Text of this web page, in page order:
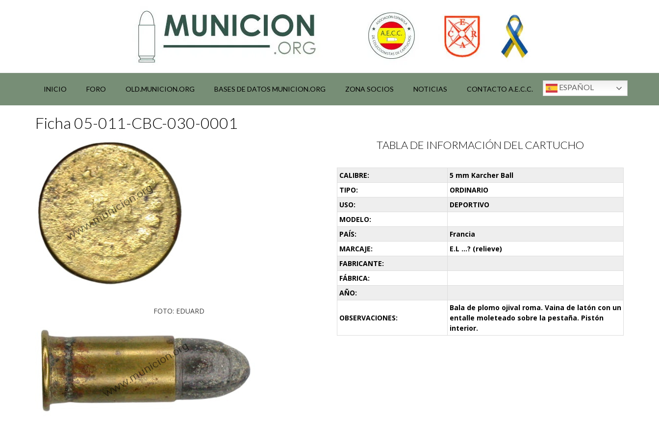
INICIO FORO OLD.MUNICION.ORG BASES DE DATOS MUNICION.ORG ZONA SOCIOS NOTICIAS CONTACTO A.E.C.C. ESPAÑOL
Ficha 05-011-CBC-030-0001
FOTO: EDUARD
TABLA DE INFORMACIÓN DEL CARTUCHO
CALIBRE:
5 mm Karcher Ball
TIPO:
ORDINARIO
USO:
DEPORTIVO
MODELO:
PAÍS:
Francia
MARCAJE:
E.L …? (relieve)
FABRICANTE:
FÁBRICA:
AÑO:
OBSERVACIONES:
Bala de plomo ojival roma. Vaina de latón con un
entalle moleteado sobre la pestaña. Pistón
interior.